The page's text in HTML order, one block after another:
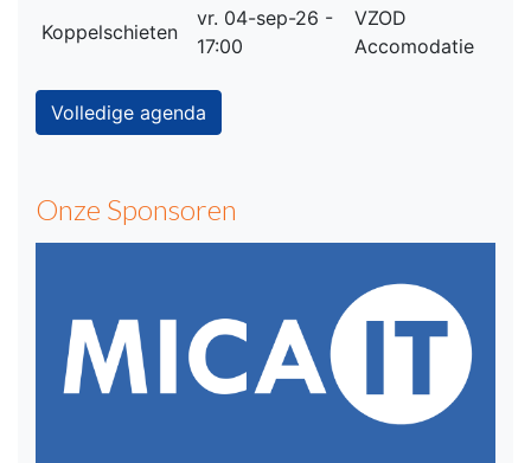
Koppelschieten
vr. 04-sep-26 -
17:00
VZOD
Accomodatie
Volledige agenda
Onze Sponsoren